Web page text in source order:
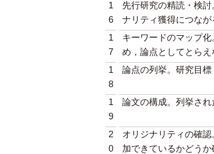
1
6
先行研究の精読・検
ナリティ獲得につなが
1
7
キーワードのマップ
め，論点としてとらえ
1
8
論点の列挙。研究目
1
9
論文の構成。列挙さ
2
0
オリジナリティの確
加できているかどうか